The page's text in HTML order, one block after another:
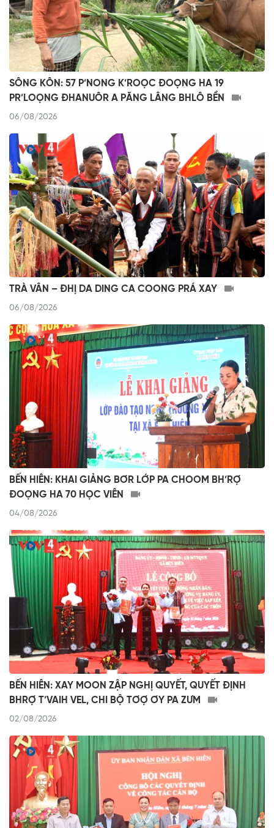
SÔNG KÔN: 57 P’NONG K’ROỌC ĐOỌNG HA 19
PR’LOỌNG ĐHANUÔR A PĂNG LÂNG BHLÔ BỀN
06/08/2026
TRÀ VÂN – ĐHỊ DA DING CA COONG PRÁ XAY
06/08/2026
BẾN HIÊN: KHAI GIẢNG BƠR LỚP PA CHOOM BH’RỢ
ĐOỌNG HA 70 HỌC VIÊN
04/08/2026
BẾN HIÊN: XAY MOON ZẬP NGHỊ QUYẾT, QUYẾT ĐỊNH
BHRỢ T’VAIH VEL, CHI BỘ TƠỢ ƠY PA ZƯM
02/08/2026